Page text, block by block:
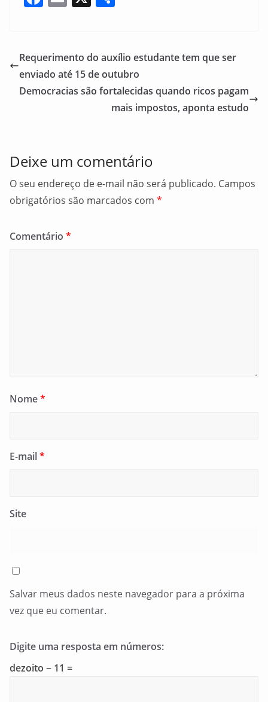
e
b
o
l e
Requerimento do auxílio estudante tem que ser
enviado até 15 de outubro
Democracias são fortalecidas quando ricos pagam
mais impostos, aponta estudo
Deixe um comentário
O seu endereço de e-mail não será publicado. Campos
obrigatórios são marcados com *
Comentário *
Nome*
E-mail*
Site
Salvar meus dados neste navegador para a próxima
vez que eu comentar.
Digite uma resposta em números:
dezoito − 11 =